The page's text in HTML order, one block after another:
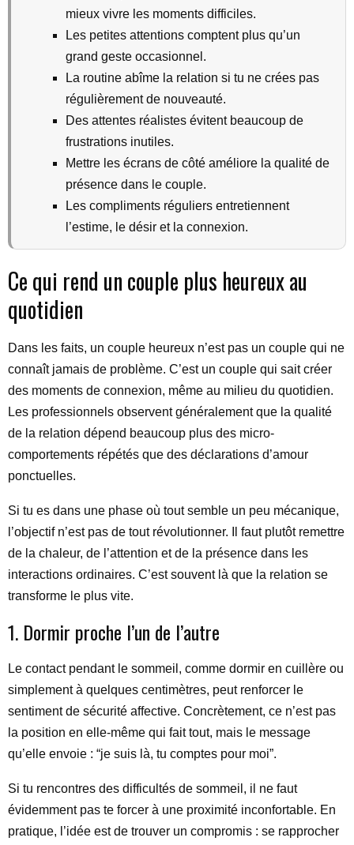
mieux vivre les moments difficiles.
Les petites attentions comptent plus qu’un
grand geste occasionnel.
La routine abîme la relation si tu ne crées pas
régulièrement de nouveauté.
Des attentes réalistes évitent beaucoup de
frustrations inutiles.
Mettre les écrans de côté améliore la qualité de
présence dans le couple.
Les compliments réguliers entretiennent
l’estime, le désir et la connexion.
Ce qui rend un couple plus heureux au
quotidien
Dans les faits, un couple heureux n’est pas un couple qui ne
connaît jamais de problème. C’est un couple qui sait créer
des moments de connexion, même au milieu du quotidien.
Les professionnels observent généralement que la qualité
de la relation dépend beaucoup plus des micro-
comportements répétés que des déclarations d’amour
ponctuelles.
Si tu es dans une phase où tout semble un peu mécanique,
l’objectif n’est pas de tout révolutionner. Il faut plutôt remettre
de la chaleur, de l’attention et de la présence dans les
interactions ordinaires. C’est souvent là que la relation se
transforme le plus vite.
1. Dormir proche l’un de l’autre
Le contact pendant le sommeil, comme dormir en cuillère ou
simplement à quelques centimètres, peut renforcer le
sentiment de sécurité affective. Concrètement, ce n’est pas
la position en elle-même qui fait tout, mais le message
qu’elle envoie : “je suis là, tu comptes pour moi”.
Si tu rencontres des difficultés de sommeil, il ne faut
évidemment pas te forcer à une proximité inconfortable. En
pratique, l’idée est de trouver un compromis : se rapprocher